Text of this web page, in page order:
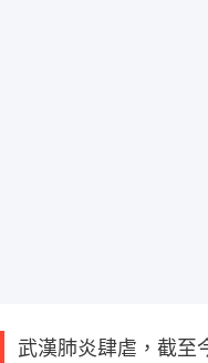
武漢肺炎肆虐，截至